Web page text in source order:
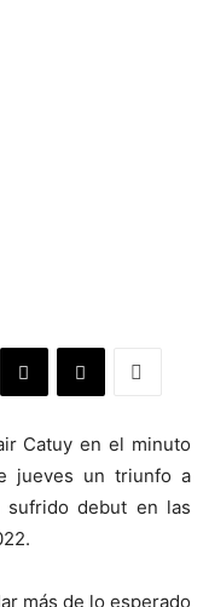
Catuy en el minuto
jueves un triunfo a
sufrido debut en las
más de lo esperado